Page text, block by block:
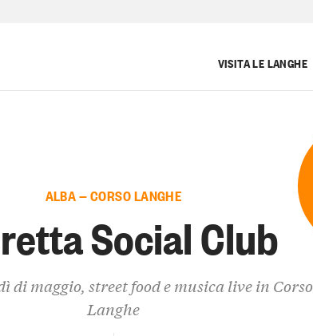
VISITA LE LANGHE
ALBA — CORSO LANGHE
Social Club
di maggio, street food e musica live in Corso
Langhe